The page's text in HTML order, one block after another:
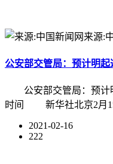
来源:
公安部交管局：预计明
公安部交管局：预计
时间 新华社北京2月
2021-02-16
222